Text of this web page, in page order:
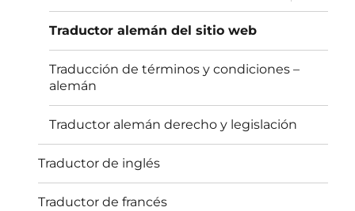
menú
Traductor alemán del sitio web
Traducción de términos y condiciones –
alemán
Traductor alemán derecho y legislación
Traductor de inglés
Traductor de francés